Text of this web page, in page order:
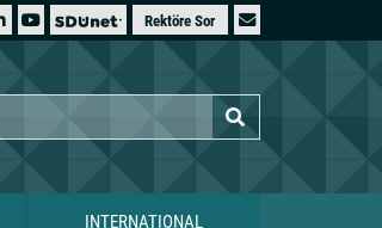
Rektöre Sor
INTERNATIONAL